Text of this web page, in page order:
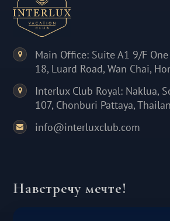
Main Office: Suite A1 9/F
18, Luard Road, Wan Chai,
Interlux Club Royal: Naklua,
107, Chonburi Pattaya,
info@interluxclub.com
Навстречу мечте!